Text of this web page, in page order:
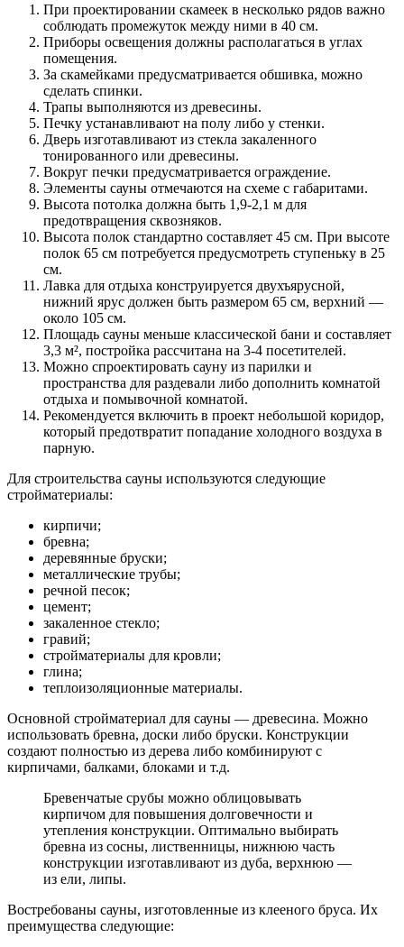
При проектировании скамеек в несколько рядов важно
соблюдать промежуток между ними в 40 см.
Приборы освещения должны располагаться в углах
помещения.
За скамейками предусматривается обшивка, можно
сделать спинки.
Трапы выполняются из древесины.
Печку устанавливают на полу либо у стенки.
Дверь изготавливают из стекла закаленного
тонированного или древесины.
Вокруг печки предусматривается ограждение.
Элементы сауны отмечаются на схеме с габаритами.
Высота потолка должна быть 1,9-2,1 м для
предотвращения сквозняков.
Высота полок стандартно составляет 45 см. При высоте
полок 65 см потребуется предусмотреть ступеньку в 25
см.
Лавка для отдыха конструируется двухъярусной,
нижний ярус должен быть размером 65 см, верхний —
около 105 см.
Площадь сауны меньше классической бани и составляет
3,3 м², постройка рассчитана на 3-4 посетителей.
Можно спроектировать сауну из парилки и
пространства для раздевали либо дополнить комнатой
отдыха и помывочной комнатой.
Рекомендуется включить в проект небольшой коридор,
который предотвратит попадание холодного воздуха в
парную.
Для строительства сауны используются следующие
стройматериалы:
кирпичи;
бревна;
деревянные бруски;
металлические трубы;
речной песок;
цемент;
закаленное стекло;
гравий;
стройматериалы для кровли;
глина;
теплоизоляционные материалы.
Основной стройматериал для сауны — древесина. Можно
использовать бревна, доски либо бруски. Конструкции
создают полностью из дерева либо комбинируют с
кирпичами, балками, блоками и т.д.
Бревенчатые срубы можно облицовывать
кирпичом для повышения долговечности и
утепления конструкции. Оптимально выбирать
бревна из сосны, лиственницы, нижнюю часть
конструкции изготавливают из дуба, верхнюю —
из ели, липы.
Востребованы сауны, изготовленные из клееного бруса. Их
преимущества следующие: